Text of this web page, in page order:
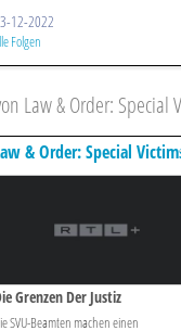
12-2022
Folgen
Law & Order: Special
& Order: Special
Grenzen Der Justiz
SVU-Beamten machen einen